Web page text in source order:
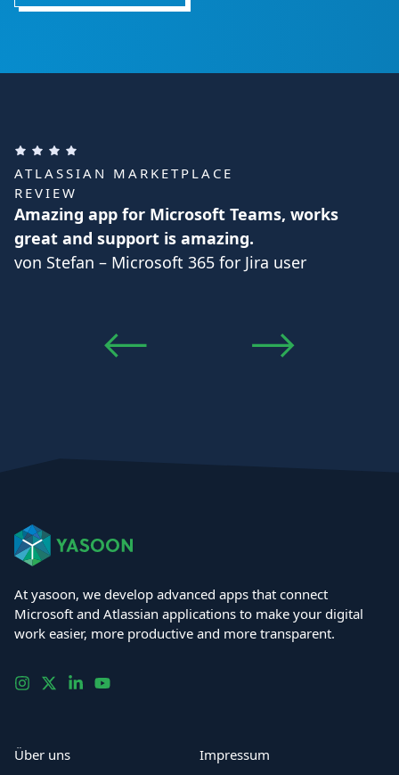
ATLASSIAN MARKETPLACE
REVIEW
Amazing app for Microsoft Teams, works
great and support is amazing.
von Stefan – Microsoft 365 for Jira user
At yasoon, we develop advanced apps that connect
Microsoft and Atlassian applications to make your digital
work easier, more productive and more transparent.
Über uns Impressum